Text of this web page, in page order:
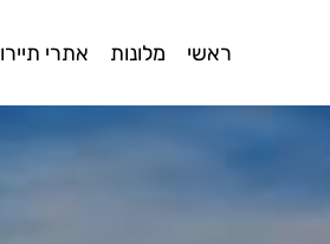
ראשי מלונות אתרי